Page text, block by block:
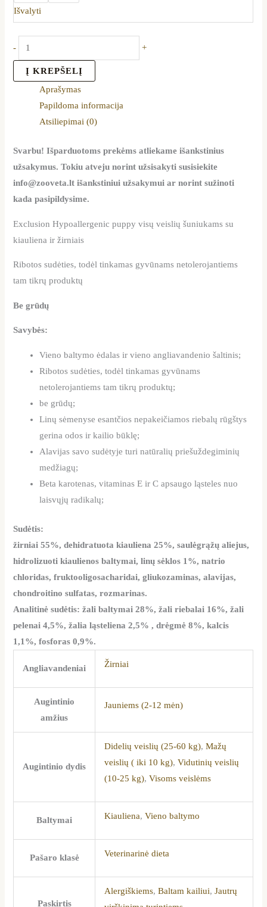
Išvalyti
- +
Į KREPŠELĮ
Aprašymas
Papildoma informacija
Atsiliepimai (0)
Svarbu! Išparduotoms prekėms atliekame išankstinius
užsakymus. Tokiu atveju norint užsisakyti susisiekite
info@zooveta.lt išankstiniui užsakymui ar norint sužinoti
kada pasipildysime.
Exclusion Hypoallergenic puppy visų veislių šuniukams su
kiauliena ir žirniais
Ribotos sudėties, todėl tinkamas gyvūnams netolerojantiems
tam tikrų produktų
Be grūdų
Savybės:
Vieno baltymo ėdalas ir vieno angliavandenio šaltinis;
Ribotos sudėties, todėl tinkamas gyvūnams
netolerojantiems tam tikrų produktų;
be grūdų;
Linų sėmenyse esantčios nepakeičiamos riebalų rūgštys
gerina odos ir kailio būklę;
Alavijas savo sudėtyje turi natūralių priešuždegiminių
medžiagų;
Beta karotenas, vitaminas E ir C apsaugo ląsteles nuo
laisvųjų radikalų;
Sudėtis:
žirniai 55%, dehidratuota kiauliena 25%, saulėgrąžų aliejus,
hidrolizuoti kiaulienos baltymai, linų sėklos 1%, natrio
chloridas, fruktooligosacharidai, gliukozaminas, alavijas,
chondroitino sulfatas, rozmarinas.
Analitinė sudėtis: žali baltymai 28%, žali riebalai 16%, žali
pelenai 4,5%, žalia ląsteliena 2,5% , drėgmė 8%, kalcis
1,1%, fosforas 0,9%.
Angliavandeniai Žirniai
Augintinio
amžius
Jauniems (2-12 mėn)
Augintinio dydis
Didelių veislių (25-60 kg),Mažų
veislių ( iki 10 kg),Vidutinių veislių
(10-25 kg),Visoms veislėms
Baltymai Kiauliena,Vieno baltymo
Pašaro klasė Veterinarinė dieta
Paskirtis
Alergiškiems,Baltam kailiui,Jautrų